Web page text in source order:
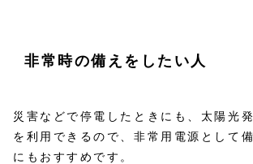
非常時の備えをしたい人
災害などで停電したときにも、太陽光
を利用できるので、非常用電源として
にもおすすめです。